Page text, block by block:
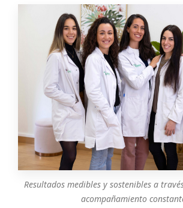
Resultados medibles y sostenibles a
acompañamiento